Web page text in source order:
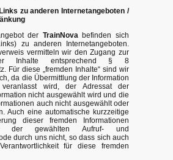
zu anderen Internetangeboten /
der TrainNovabefinden sich
zu anderen Internetangeboten.
vermitteln wir den Zugang zur
Inhalte entsprechend § 8
Für diese „fremden Inhalte“ sind wir
da die Übermittlung der Information
wird, der Adressat der
nicht ausgewählt wird und die
auch nicht ausgewählt oder
Auch eine automatische kurzzeitige
dieser fremden Informationen
der gewählten Aufruf- und
durch uns nicht, so dass sich auch
für diese fremden